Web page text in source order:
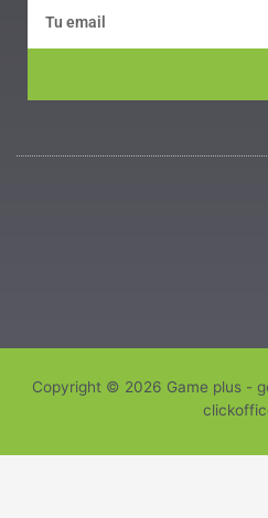
Copyright © 2026 Game plus -